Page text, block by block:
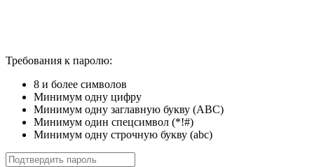
Требования к паролю:
8 и более символов
Минимум одну цифру
Минимум одну заглавную букву (ABC)
Минимум один спецсимвол (*!#)
Минимум одну строчную букву (abc)